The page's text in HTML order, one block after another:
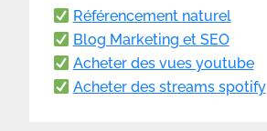
Référencement naturel
Blog Marketing et SEO
Acheter des vues youtube
Acheter des streams spotify